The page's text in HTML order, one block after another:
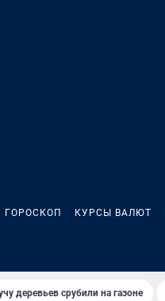
ГОРОСКОП КУРСЫ ВАЛЮТ
деревьев срубили на газоне